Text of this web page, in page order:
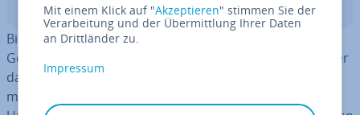
In­halts­ver­zeich­nis
Bill-Splitting-Apps sorgen dafür, dass man sich keine
Gedanken um kom­pli­zier­te Rech­nungs­auf­tei­lun­gen oder
das Vergessen von Auslagen machen muss, wenn man
mit Familie oder Freunden unterwegs ist. Egal ob im
Mit einem Klick auf "Akzeptieren" stimmen Sie der
Verarbeitung und der Übermittlung Ihrer Daten
an Drittländer zu.
Impressum